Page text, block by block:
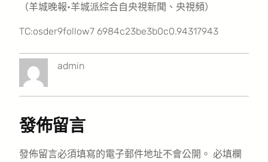
（羊城晚報•羊城派綜合自央視新聞、央視頻）
TC:osder9follow7 6984c23be3b0c0.94317943
admin
發佈留言
發佈留言必須填寫的電子郵件地址不會公開。 必填欄